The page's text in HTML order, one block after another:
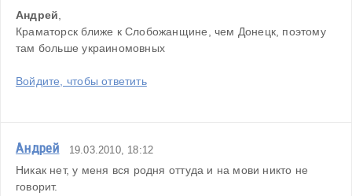
Андрей,
Краматорск ближе к Слобожанщине, чем Донецк, поэтому
там больше украиномовных
Войдите, чтобы ответить
Андрей 19.03.2010, 18:12
Никак нет, у меня вся родня оттуда и на мови никто не
говорит.